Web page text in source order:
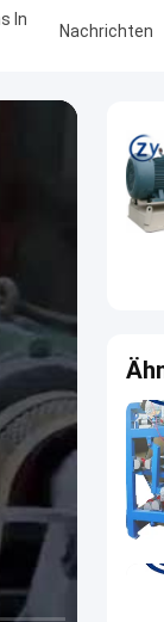
In
Nachrichten